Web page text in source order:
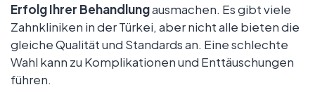
Erfolg Ihrer Behandlungausmachen. Es gibt viele
Zahnkliniken in der Türkei, aber nicht alle bieten die
gleiche Qualität und Standards an. Eine schlechte
Wahl kann zu Komplikationen und Enttäuschungen
führen.